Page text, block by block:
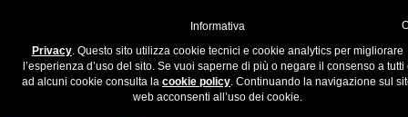
Informativa
Privacy. Questo sito utilizza cookie tecnici e cookie analytics per migliorare
l’esperienza d’uso del sito. Se vuoi saperne di più o negare il consenso a tutti
ad alcuni cookie consulta la cookie policy. Continuando la navigazione sul
web acconsenti all’uso dei cookie.